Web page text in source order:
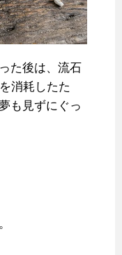
た後は、流石
消耗したた
も見ずにぐっ